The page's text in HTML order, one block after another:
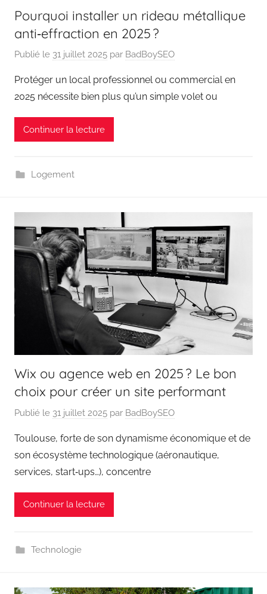
Pourquoi installer un rideau métallique
anti‑effraction en 2025 ?
Publié le 31 juillet 2025 par BadBoySEO
Protéger un local professionnel ou commercial en
2025 nécessite bien plus qu’un simple volet ou
Continuer la lecture
Logement
Wix ou agence web en 2025 ? Le bon
choix pour créer un site performant
Publié le 31 juillet 2025 par BadBoySEO
Toulouse, forte de son dynamisme économique et de
son écosystème technologique (aéronautique,
services, start‑ups…), concentre
Continuer la lecture
Technologie